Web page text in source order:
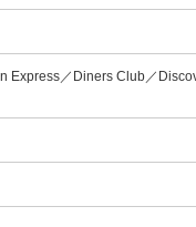
Express／Diners Club／